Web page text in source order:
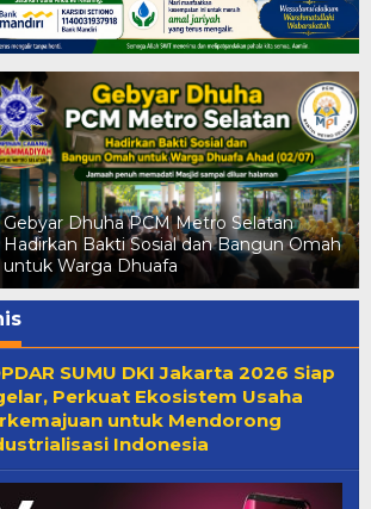
Gebyar Dhuha PCM Metro Selatan
Hadirkan Bakti Sosial dan Bangun Omah
untuk Warga Dhuafa
SUMU DKI Jakarta 2026 Siap
Perkuat Ekosistem Usaha
untuk Mendorong
Indonesia